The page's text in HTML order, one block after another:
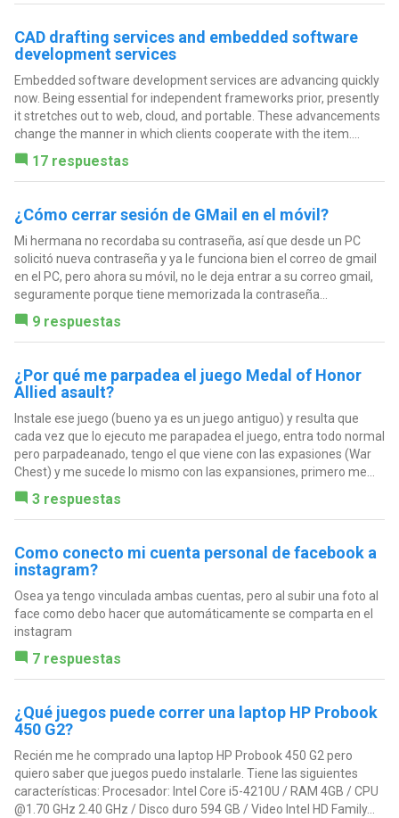
CAD drafting services and embedded software
development services
Embedded software development services are advancing quickly
now. Being essential for independent frameworks prior, presently
it stretches out to web, cloud, and portable. These advancements
change the manner in which clients cooperate with the item....
17 respuestas
¿Cómo cerrar sesión de GMail en el móvil?
Mi hermana no recordaba su contraseña, así que desde un PC
solicitó nueva contraseña y ya le funciona bien el correo de gmail
en el PC, pero ahora su móvil, no le deja entrar a su correo gmail,
seguramente porque tiene memorizada la contraseña...
9 respuestas
¿Por qué me parpadea el juego Medal of Honor
Allied asault?
Instale ese juego (bueno ya es un juego antiguo) y resulta que
cada vez que lo ejecuto me parapadea el juego, entra todo normal
pero parpadeanado, tengo el que viene con las expasiones (War
Chest) y me sucede lo mismo con las expansiones, primero me...
3 respuestas
Como conecto mi cuenta personal de facebook a
instagram?
Osea ya tengo vinculada ambas cuentas, pero al subir una foto al
face como debo hacer que automáticamente se comparta en el
instagram
7 respuestas
¿Qué juegos puede correr una laptop HP Probook
450 G2?
Recién me he comprado una laptop HP Probook 450 G2 pero
quiero saber que juegos puedo instalarle. Tiene las siguientes
características: Procesador: Intel Core i5-4210U / RAM 4GB / CPU
@1.70 GHz 2.40 GHz / Disco duro 594 GB / Video Intel HD Family...